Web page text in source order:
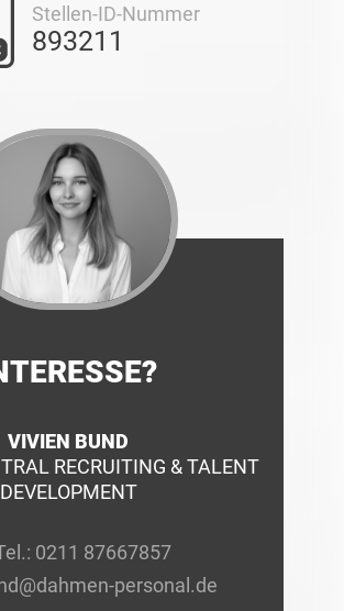
Stellen-ID-Nummer
893211
VIVIEN BUND
RECRUITING & TALENT
DEVELOPMENT
0211 87667857
personal.de